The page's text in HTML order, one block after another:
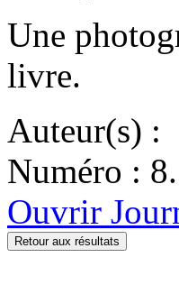
Une
livre.
Auteur(s) :
Numéro :
Ouvrir
Retour aux résultats